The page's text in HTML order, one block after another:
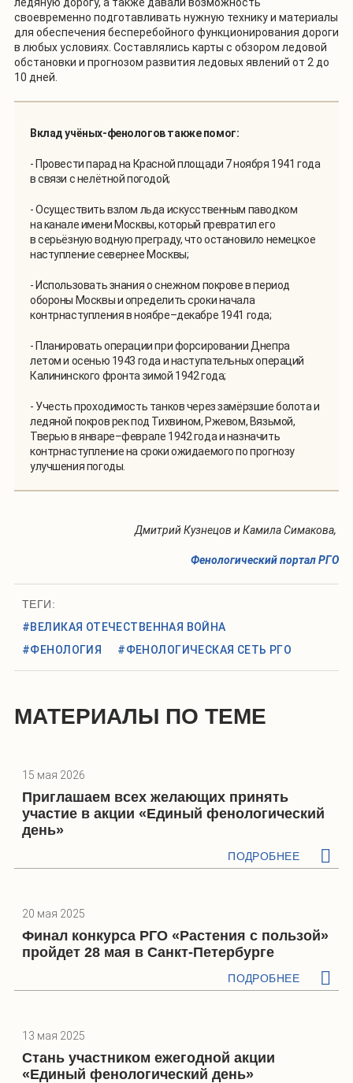
своевременно подготавливать нужную технику и материалы
для обеспечения бесперебойного функционирования дороги
в любых условиях. Составлялись карты с обзором ледовой
обстановки и прогнозом развития ледовых явлений от 2 до
10 дней.
Вклад учёных-фенологов также помог:
- Провести парад на Красной площади 7 ноября 1941 года
в связи с нелётной погодой;
- Осуществить взлом льда искусственным паводком
на канале имени Москвы, который превратил его
в серьёзную водную преграду, что остановило немецкое
наступление севернее Москвы;
- Использовать знания о снежном покрове в период
обороны Москвы и определить сроки начала
контрнаступления в ноябре–декабре 1941 года;
- Планировать операции при форсировании Днепра
летом и осенью 1943 года и наступательных операций
Калининского фронта зимой 1942 года;
- Учесть проходимость танков через замёрзшие болота и
ледяной покров рек под Тихвином, Ржевом, Вязьмой,
Тверью в январе–феврале 1942 года и назначить
контрнаступление на сроки ожидаемого по прогнозу
улучшения погоды.
Дмитрий Кузнецов и Камила Симакова,
Фенологический портал РГО
ТЕГИ:
#ВЕЛИКАЯ ОТЕЧЕСТВЕННАЯ ВОЙНА
#ФЕНОЛОГИЯ
#ФЕНОЛОГИЧЕСКАЯ СЕТЬ РГО
МАТЕРИАЛЫ ПО ТЕМЕ
15 мая 2026
Приглашаем всех желающих принять
участие в акции «Единый фенологический
день»
ПОДРОБНЕЕ
20 мая 2025
Финал конкурса РГО «Растения с пользой»
пройдет 28 мая в Санкт-Петербурге
ПОДРОБНЕЕ
13 мая 2025
Стань участником ежегодной акции
«Единый фенологический день»